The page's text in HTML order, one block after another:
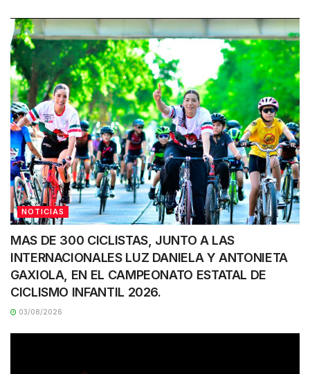
NOTICIAS
MAS DE 300 CICLISTAS, JUNTO A LAS
INTERNACIONALES LUZ DANIELA Y ANTONIETA
GAXIOLA, EN EL CAMPEONATO ESTATAL DE
CICLISMO INFANTIL 2026.
03/08/2026